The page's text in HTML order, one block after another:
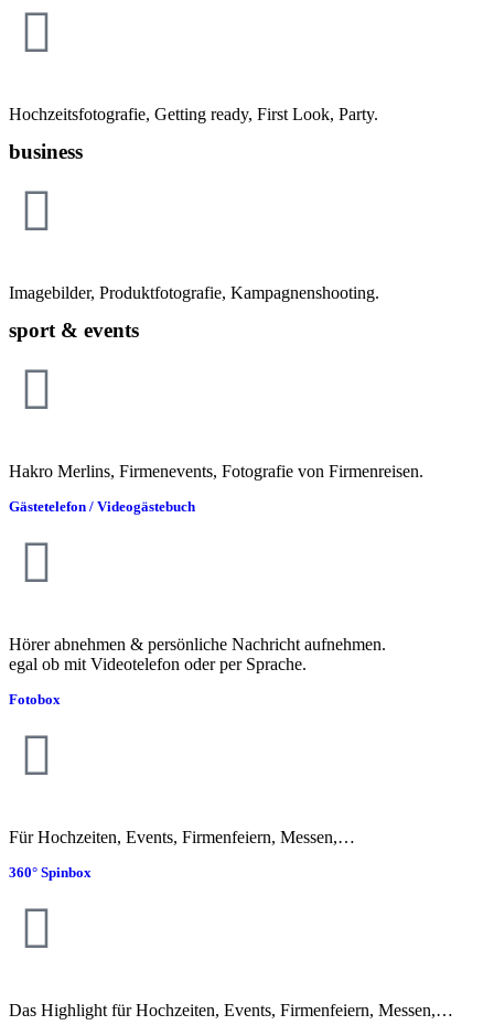
Hochzeitsfotografie, Getting ready, First Look, Party.
business
Imagebilder, Produktfotografie, Kampagnenshooting.
sport & events
Hakro Merlins, Firmenevents, Fotografie von Firmenreisen.
Gästetelefon / Videogästebuch
Hörer abnehmen & persönliche Nachricht aufnehmen.
egal ob mit Videotelefon oder per Sprache.
Fotobox
Für Hochzeiten, Events, Firmenfeiern, Messen,…
360° Spinbox
Das Highlight für Hochzeiten, Events, Firmenfeiern, Messen,…